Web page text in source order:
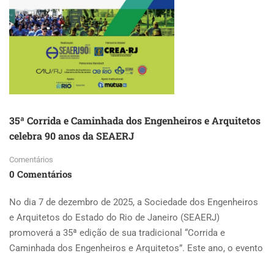
35ª Corrida e Caminhada dos Engenheiros e Arquitetos
celebra 90 anos da SEAERJ
Comentários
0 Comentários
No dia 7 de dezembro de 2025, a Sociedade dos Engenheiros
e Arquitetos do Estado do Rio de Janeiro (SEAERJ)
promoverá a 35ª edição de sua tradicional “Corrida e
Caminhada dos Engenheiros e Arquitetos”. Este ano, o evento